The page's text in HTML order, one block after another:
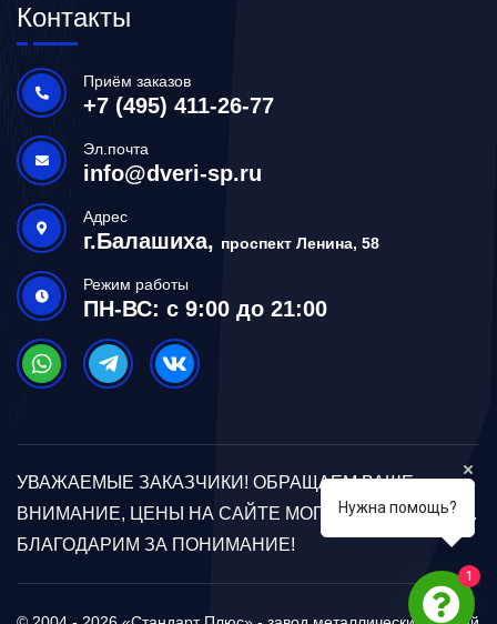
Контакты
Приём заказов
+7 (495) 411-26-77
Эл.почта
info@dveri-sp.ru
Адрес
г.Балашиха, проспект Ленина, 58
Режим работы
ПН-ВС: с 9:00 до 21:00
УВАЖАЕМЫЕ ЗАКАЗЧИКИ! ОБРАЩАЕМ ВАШЕ
ВНИМАНИЕ, ЦЕНЫ НА САЙТЕ МОГУТ ОТЛИЧАТЬСЯ.
БЛАГОДАРИМ ЗА ПОНИМАНИЕ!
Нужна помощь?
1